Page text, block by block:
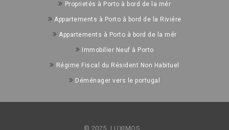
Proprietés à Porto à bord de la mér
Appartements à Porto à bord de la Riviére
Appartements à Porto à bord de la mér
Immobilier Neuf à Porto
Régime Fiscal du Résident Non Habituel
Déménager vers le portugal
© 2025, LUXIMOS.